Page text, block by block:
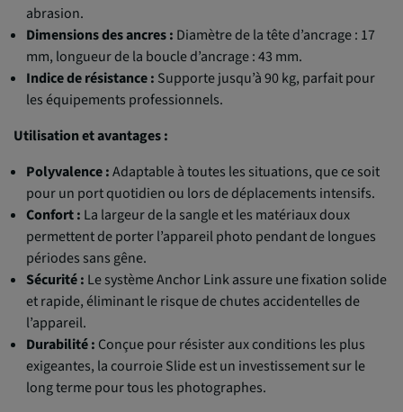
abrasion.
Dimensions des ancres : Diamètre de la tête d’ancrage : 17
mm, longueur de la boucle d’ancrage : 43 mm.
Indice de résistance : Supporte jusqu’à 90 kg, parfait pour
les équipements professionnels.
Utilisation et avantages :
Polyvalence :Adaptable à toutes les situations, que ce soit
pour un port quotidien ou lors de déplacements intensifs.
Confort : La largeur de la sangle et les matériaux doux
permettent de porter l’appareil photo pendant de longues
périodes sans gêne.
Sécurité : Le système Anchor Link assure une fixation solide
et rapide, éliminant le risque de chutes accidentelles de
l’appareil.
Durabilité : Conçue pour résister aux conditions les plus
exigeantes, la courroie Slide est un investissement sur le
long terme pour tous les photographes.